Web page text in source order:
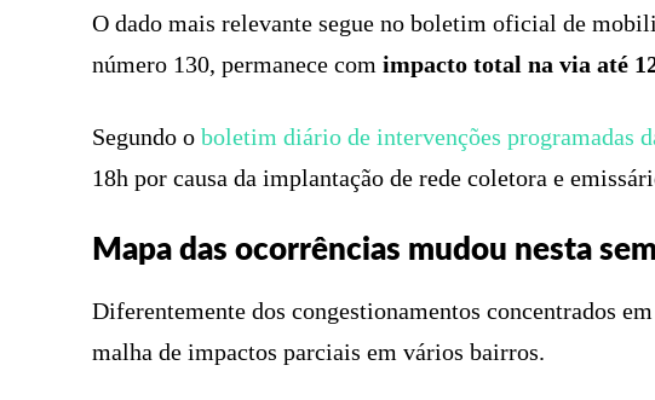
O dado mais relevante segue no boletim oficial de
número 130, permanece com impacto total na via até
Segundo o boletim diário de intervenções programadas
18h por causa da implantação de rede coletora e
Mapa das ocorrências mudou nesta
Diferentemente dos congestionamentos concentrados
malha de impactos parciais em vários bairros.